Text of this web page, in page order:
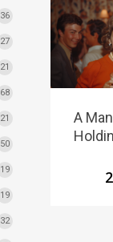
36
27
21
68
21
50
19
19
32
A